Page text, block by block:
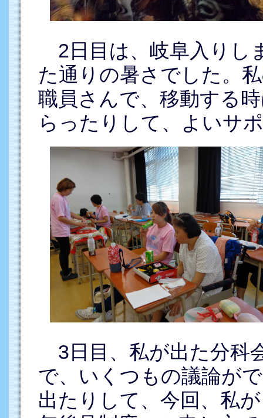
2日目は、岐阜入りし
た通りの暑さでした。
職員さんで、移動する
らったりして、よいサ
3日目、私が出た分科
で、いくつもの議論が
出たりして、今回、私